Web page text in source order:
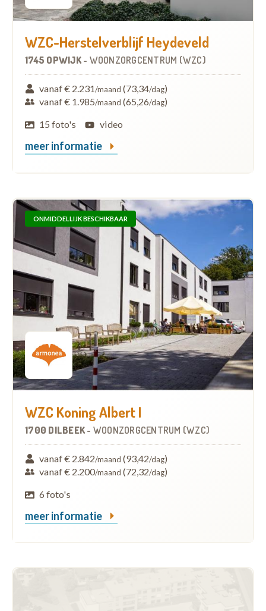
WZC-Herstelverblijf Heydeveld
1745 OPWIJK- WOONZORGCENTRUM (WZC)
vanaf € 2.231/maand (73,34/dag)
vanaf € 1.985/maand (65,26/dag)
15 foto's
video
meer informatie
ONMIDDELLIJK BESCHIKBAAR
WZC Koning Albert I
1700 DILBEEK- WOONZORGCENTRUM (WZC)
vanaf € 2.842/maand (93,42/dag)
vanaf € 2.200/maand (72,32/dag)
6 foto's
meer informatie